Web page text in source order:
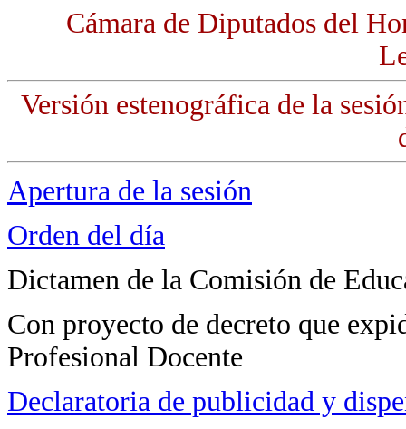
Cámara de Diputados del
Versión estenográfica de la
Apertura de la sesión
Orden del día
Dictamen de la Comisión de
Con proyecto de decreto que
Profesional Docente
Declaratoria de publicidad y